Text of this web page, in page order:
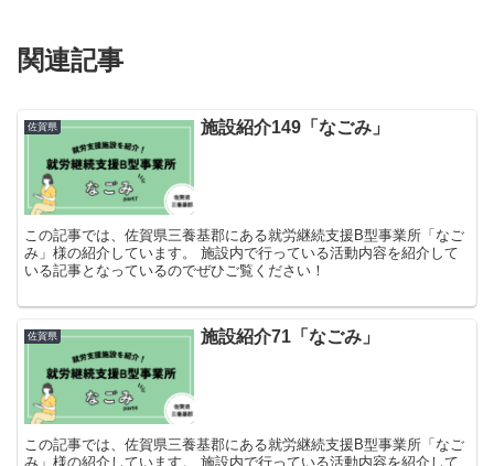
関連記事
佐賀県 施設紹介149「なごみ」
この記事では、佐賀県三養基郡にある就労継続支援B型事業所「なご
み」様の紹介しています。 施設内で行っている活動内容を紹介して
いる記事となっているのでぜひご覧ください！
佐賀県 施設紹介71「なごみ」
この記事では、佐賀県三養基郡にある就労継続支援B型事業所「なご
み」様の紹介しています。 施設内で行っている活動内容を紹介して